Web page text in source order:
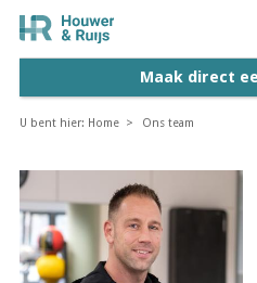
Maak direct
U bent hier: Home Ons team